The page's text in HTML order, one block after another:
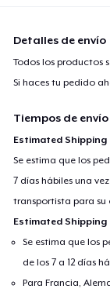
Detalles de envío
Todos los productos
Si haces tu pedido
Tiempos de
Estimated Shipping
Se estima que los
7 días hábiles una
transportista para su
Estimated Shipping
Se estima que los
de los 7 a 12 días
Para Francia,